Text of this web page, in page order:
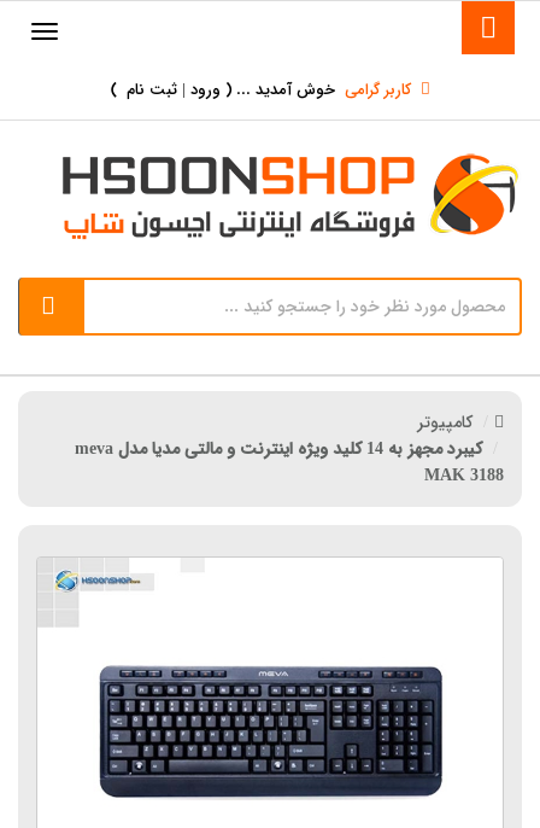
کاربر گرامی خوش آمدید ... ( ورود | ثبت نام )
کامپیوتر
کیبرد مجهز به 14 کلید ویژه اینترنت و مالتی مدیا مدل meva
MAK 3188